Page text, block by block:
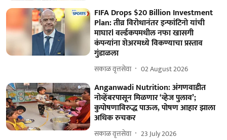
FIFA Drops $20 Billion Investment
Plan: तीव्र विरोधानंतर इन्फांटिनो यांची
माघारl वर्ल्डकपमधील नफा खासगी
कंपन्यांना शेअरमध्ये विकण्याचा प्रस्ताव
गुंडाळला
सकाळ वृत्तसेवा 02 August 2026
Anganwadi Nutrition: अंगणवाडीत
नोव्हेंबरपासून मिळणार ‘व्हेज पुलाव’;
कुपोषणाविरुद्ध पाऊल, पोषण आहार झाला
अधिक रुचकर
सकाळ वृत्तसेवा 23 July 2026